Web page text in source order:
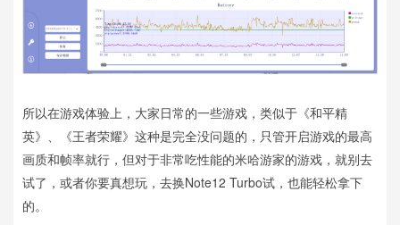
所以在游戏体验上，大家日常的一些游戏，类似于《和平精
英》、《王者荣耀》这种是完全没问题的，只管开启游戏的最高
画质和帧率就行，但对于非常吃性能的米哈游家的游戏，就别去
试了，或者你要真想玩，去换Note12 Turbo试，也能轻松拿下
的。